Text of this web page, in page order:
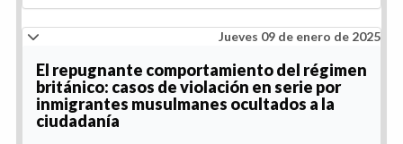
Jueves 09 de enero de 2025
El repugnante comportamiento del régimen
británico: casos de violación en serie por
inmigrantes musulmanes ocultados a la
ciudadanía